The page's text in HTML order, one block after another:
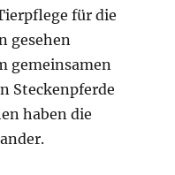
für die
gesehen
gemeinsamen
Steckenpferde
haben die